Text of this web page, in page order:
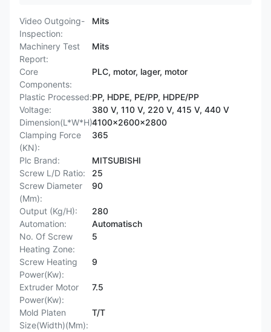
Video Outgoing-
Inspection:
Mits
Machinery Test
Report:
Mits
Core
Components:
PLC, motor, lager, motor
Plastic Processed:PP, HDPE, PE/PP, HDPE/PP
Voltage:
380 V, 110 V, 220 V, 415 V, 440 V
Dimension(L*W*H):4100x2600x2800
Clamping Force
(KN):
365
Plc Brand:
MITSUBISHI
Screw L/D Ratio:
25
Screw Diameter
(Mm):
90
Output (Kg/H):
280
Automation:
Automatisch
No. Of Screw
Heating Zone:
5
Screw Heating
Power(Kw):
9
Extruder Motor
Power(Kw):
7.5
Mold Platen
Size(Width)(Mm):
T/T